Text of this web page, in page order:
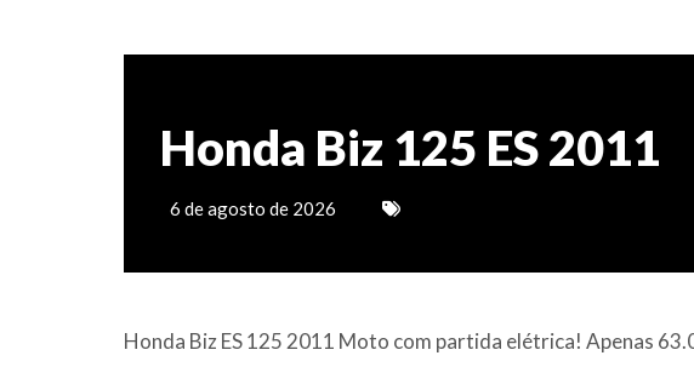
Honda Biz 125 ES 2011
6 de agosto de 2026
Honda Biz ES 125 2011 Moto com partida elétrica! Apenas